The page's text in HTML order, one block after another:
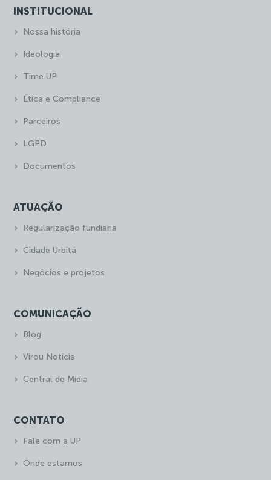
INSTITUCIONAL
Nossa história
Ideologia
Time UP
Ética e Compliance
Parceiros
LGPD
Documentos
ATUAÇÃO
Regularização fundiária
Cidade Urbitá
Negócios e projetos
COMUNICAÇÃO
Blog
Virou Notícia
Central de Mídia
CONTATO
Fale com a UP
Onde estamos